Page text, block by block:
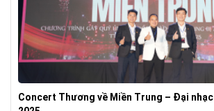
Concert Thương về Miền Trung – Đại